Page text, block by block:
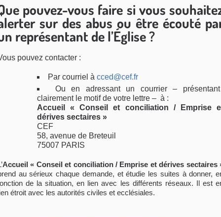
pouvez-vous faire si vous
sur des abus ou être écouté
représentant de l’Église ?
pouvez contacter :
Par courriel à cced@cef.fr
Ou en adressant un courrier – présentant
clairement le motif de votre lettre – à :
Accueil « Conseil et conciliation / Emprise
dérives sectaires »
CEF
58, avenue de Breteuil
75007 PARIS
Accueil « Conseil et conciliation / Emprise et dérives sectaires
au sérieux chaque demande, et étudie les suites à donner,
de la situation, en lien avec les différents réseaux. Il est
étroit avec les autorités civiles et ecclésiales.